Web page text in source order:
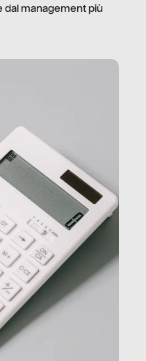
dal management più